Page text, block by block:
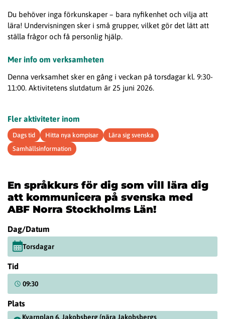
Du behöver inga förkunskaper – bara nyfikenhet och vilja att
lära! Undervisningen sker i små grupper, vilket gör det lätt att
ställa frågor och få personlig hjälp.
Mer info om verksamheten
Denna verksamhet sker en gång i veckan på torsdagar kl. 9:30-
11:00. Aktivitetens slutdatum är 25 juni 2026.
Fler aktiviteter inom
Dags tid Hitta nya kompisar
Lära sig svenska
Samhällsinformation
En språkkurs för dig som vill lära dig
att kommunicera på svenska med
ABF Norra Stockholms Län!
Dag/Datum
Torsdagar
Tid
09:30
Plats
Kvarnplan 6, Jakobsberg (nära Jakobsbergs